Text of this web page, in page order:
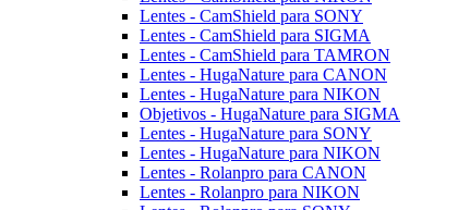
Lentes - CamShield para SONY
Lentes - CamShield para SIGMA
Lentes - CamShield para TAMRON
Lentes - HugaNature para CANON
Lentes - HugaNature para NIKON
Objetivos - HugaNature para SIGMA
Lentes - HugaNature para SONY
Lentes - HugaNature para NIKON
Lentes - Rolanpro para CANON
Lentes - Rolanpro para NIKON